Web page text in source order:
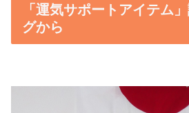
「運気サポートアイテム
グから